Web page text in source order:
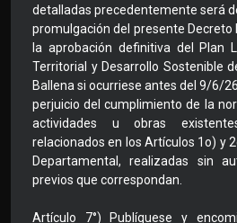
detalladas precedentemente será
promulgación del presente
la aprobación definitiva del Plan
Territorial y Desarrollo Sostenible
Ballena si ocurriese antes del 9/6/
perjuicio del cumplimiento de la
actividades u obras
relacionados en los Artículos 1o) y
Departamental, realizadas sin
previos que correspondan.
Artículo 7°) Publíquese y